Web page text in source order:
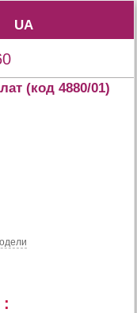
UA
UA
(код 4880/01)
: